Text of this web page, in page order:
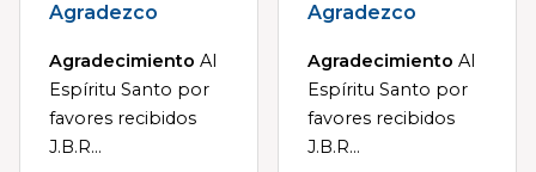
Agradezco
Agradecimiento Al
Espíritu Santo por
favores recibidos
J.B.R...
Agradezco
Agradecimiento Al
Espíritu Santo por
favores recibidos
J.B.R...